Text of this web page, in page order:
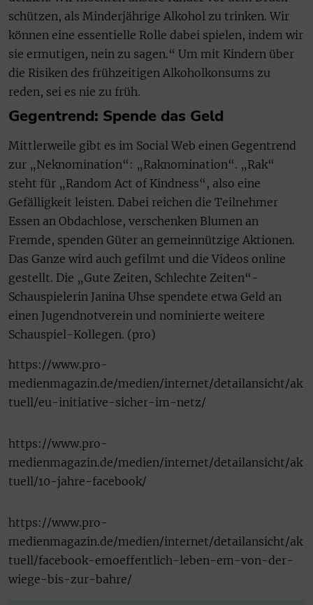
schützen, als Minderjährige Alkohol zu trinken. Wir
können eine essentielle Rolle dabei spielen, indem wir
sie ermutigen, nein zu sagen.“ Um mit Kindern über
die Risiken des frühzeitigen Alkoholkonsums zu
reden, sei es nie zu früh.
Gegentrend: Spende das Geld
Mittlerweile gibt es im Social Web einen Gegentrend
zur „Neknomination“: „Raknomination“. „Rak“
steht für „Random Act of Kindness“, also eine
Gefälligkeit leisten. Dabei reichen die Teilnehmer
Essen an Obdachlose, verschenken Blumen an
Fremde, spenden Güter an gemeinnützige Aktionen.
Das Ganze wird auch gefilmt und die Videos online
gestellt. Die „Gute Zeiten, Schlechte Zeiten“-
Schauspielerin Janina Uhse spendete etwa Geld an
einen Jugendnotverein und nominierte weitere
Schauspiel-Kollegen. (pro)
https://www.pro-
medienmagazin.de/medien/internet/detailansicht/ak
tuell/eu-initiative-sicher-im-netz/
https://www.pro-
medienmagazin.de/medien/internet/detailansicht/ak
tuell/10-jahre-facebook/
https://www.pro-
medienmagazin.de/medien/internet/detailansicht/ak
tuell/facebook-emoeffentlich-leben-em-von-der-
wiege-bis-zur-bahre/